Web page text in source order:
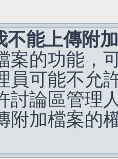
不能上傳附
案的功能，
員可能不允
討論區管理
附加檔案的